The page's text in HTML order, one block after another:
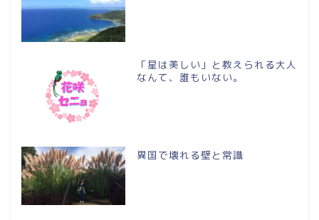
「星は美しい」と教えられる大人
なんて、誰もいない。
異国で壊れる壁と常識